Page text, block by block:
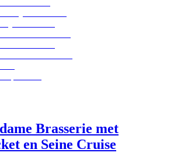
Brasserie met
en Seine Cruise